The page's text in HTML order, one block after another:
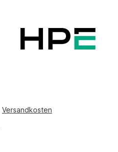
Versandkosten